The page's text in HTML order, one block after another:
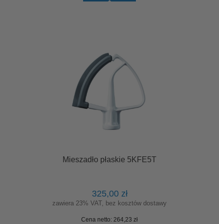
Mieszadło płaskie 5KFE5T
325,00 zł
zawiera 23% VAT, bez kosztów dostawy
Cena netto: 264,23 zł